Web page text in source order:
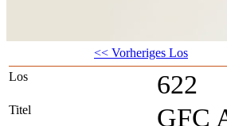
<< Vorheriges Los
Los
622
Titel
GFC